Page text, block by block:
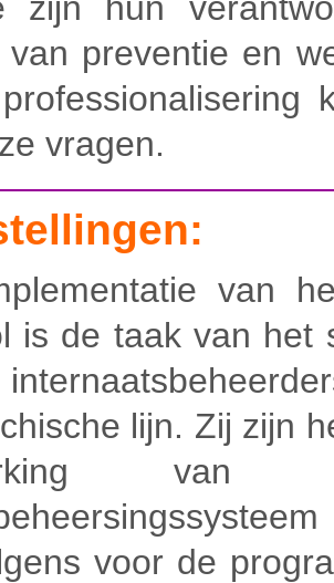
van preventie en
vragen.
van
is de taak van het
lijn. Zij zijn
van
voor de